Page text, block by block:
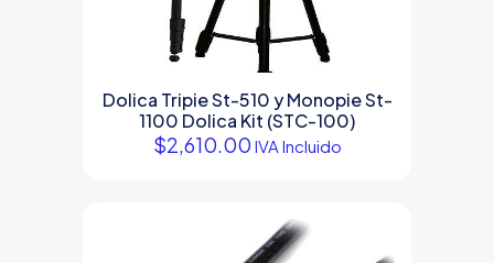
Dolica Tripie St-510 y Monopie St-
1100 Dolica Kit (STC-100)
$2,610.00 IVA Incluido